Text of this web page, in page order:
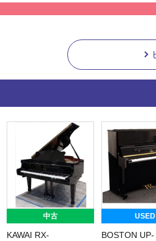
中古
KAWAI RX-
USED
BOSTON UP-